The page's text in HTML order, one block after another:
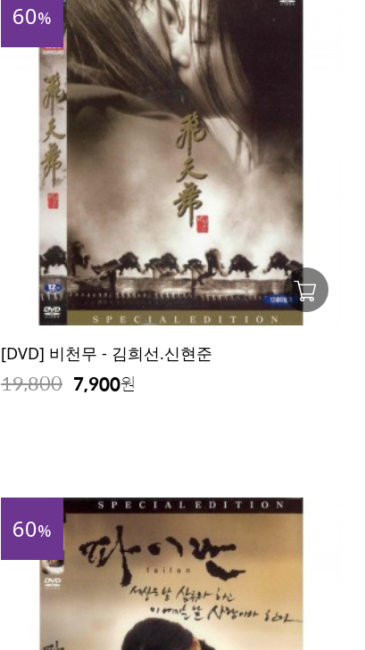
60%
[DVD] 비천무 - 김희선.신현준
19,800 7,900원
60%